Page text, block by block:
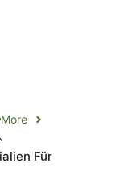
More
Für